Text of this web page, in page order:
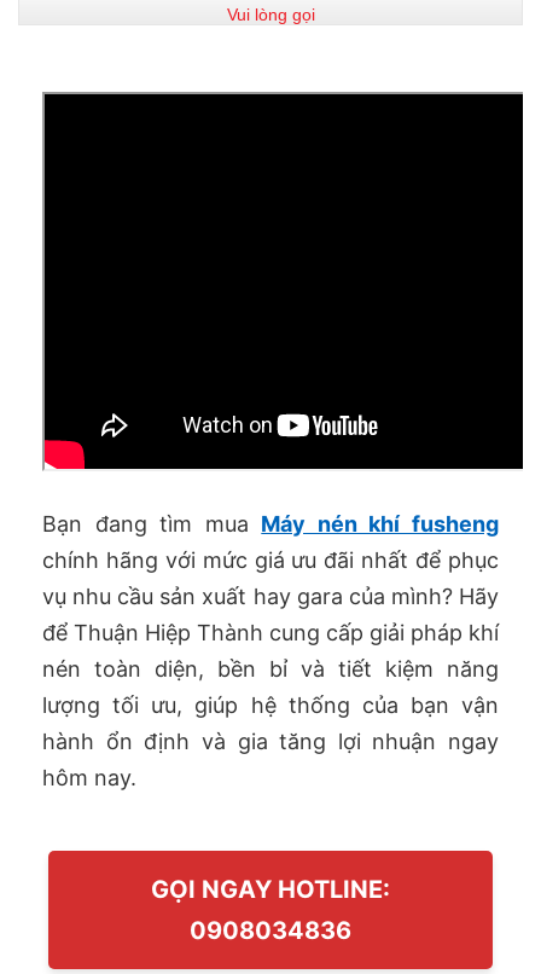
Vui lòng gọi
Bạn đang tìm mua Máy nén khí fusheng
chính hãng với mức giá ưu đãi nhất để phục
vụ nhu cầu sản xuất hay gara của mình? Hãy
để Thuận Hiệp Thành cung cấp giải pháp khí
nén toàn diện, bền bỉ và tiết kiệm năng
lượng tối ưu, giúp hệ thống của bạn vận
hành ổn định và gia tăng lợi nhuận ngay
hôm nay.
GỌI NGAY HOTLINE:
0908034836